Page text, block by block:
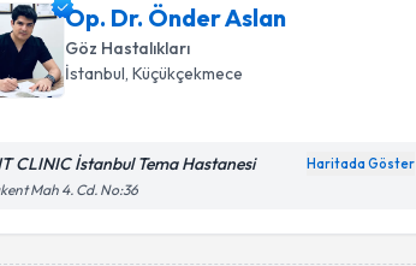
Op. Dr. Önder Aslan
Göz Hastalıkları
İstanbul , Küçükçekmece
CLINIC İstanbul Tema Hastanesi Haritada Göster
Mah 4. Cd. No:36